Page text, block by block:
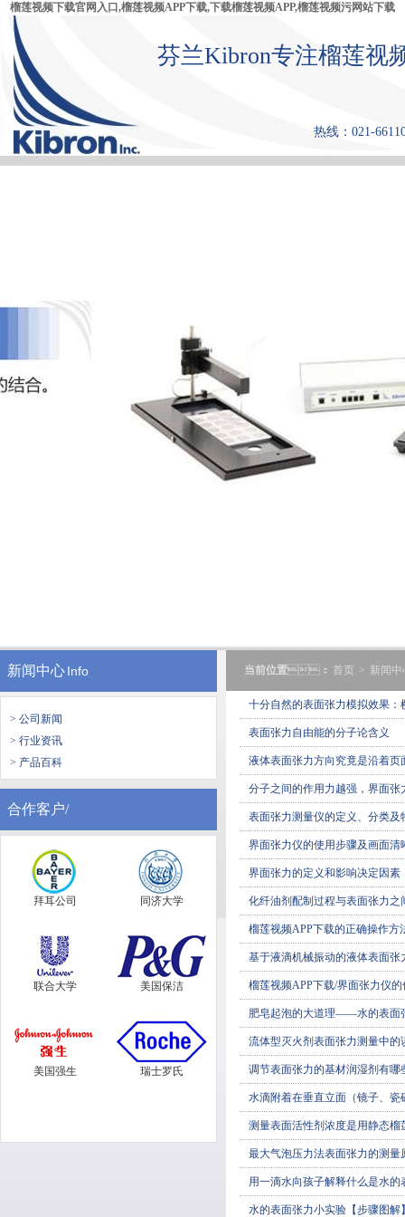
榴莲视频下载官网入口,榴莲视频APP下载,下载榴莲视频APP,榴莲视频污网站下载
芬兰Kibron专注榴莲视频
热线：021-
首 页 产品中心 张力仪
新闻中心Info
> 公司新闻
> 行业资讯
> 产品百科
合作客户/
拜耳公司 同济大学
联合大学 美国保洁
美国强生 瑞士罗氏
当前位置： 首页 > 新闻中
十分自然的表面张力模拟效果
表面张力自由能的分子论含义
液体表面张力方向究竟是沿着页面
分子之间的作用力越强，界面张力
表面张力测量仪的定义、分类及
界面张力仪的使用步骤及画面清
界面张力的定义和影响决定因素
化纤油剂配制过程与表面张力之
榴莲视频APP下载的正确操作方
基于液滴机械振动的液体表面张
榴莲视频APP下载/界面张力仪
肥皂起泡的大道理——水的表面
流体型灭火剂表面张力测量中的
调节表面张力的基材润湿剂有哪些
水滴附着在垂直立面（镜子、瓷
测量表面活性剂浓度是用静态榴
最大气泡压力法表面张力的测量
用一滴水向孩子解释什么是水的
水的表面张力小实验【步骤图解】